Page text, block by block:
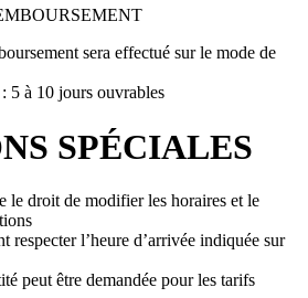
sera effectué sur le mode de
5 à 10 jours ouvrables
SPÉCIALES
le droit de modifier les horaires et le
respecter l’heure d’arrivée indiquée sur
peut être demandée pour les tarifs